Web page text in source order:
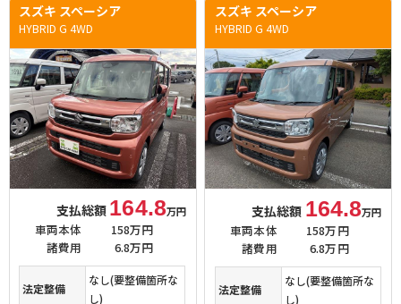
スズキ スペーシア
HYBRID G 4WD
支払総額 164.8万円
車両本体
158万円
諸費用
6.8万円
法定整備
なし(要整備箇所な
し)
スズキ スペーシア
HYBRID G 4WD
支払総額 164.8万円
車両本体
158万円
諸費用
6.8万円
法定整備
なし(要整備箇所な
し)